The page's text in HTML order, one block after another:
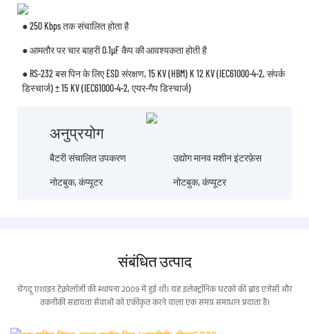
● 250 Kbps तक संचालित होता है
● आमतौर पर चार बाहरी 0.1μF कैप की आवश्यकता होती है
● RS-232 बस पिन के लिए ESD संरक्षण, 15 KV (HBM) K 12 KV (IEC61000-4-2, संपर्क
डिस्चार्ज) ± 15 KV (IEC61000-4-2, एयर-गैप डिस्चार्ज)
अनुप्रयोग
बैटरी संचालित उपकरण उद्योग मानव मशीन इंटरफ़ेस
नोटबुक, कंप्यूटर नोटबुक, कंप्यूटर
संबंधित उत्पाद
चेंगदू एशाइन टेक्नोलॉजी की स्थापना 2009 में हुई थी। यह इलेक्ट्रॉनिक घटकों की ब्रांड एजेंसी और
तकनीकी सहायता सेवाओं को एकीकृत करने वाला एक समग्र समाधान प्रदाता है।